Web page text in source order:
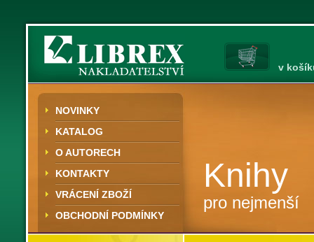
v
Knihy
pro nejmenší
NOVINKY
KATALOG
O AUTORECH
KONTAKTY
VRÁCENÍ ZBOŽÍ
OBCHODNÍ PODMÍNKY